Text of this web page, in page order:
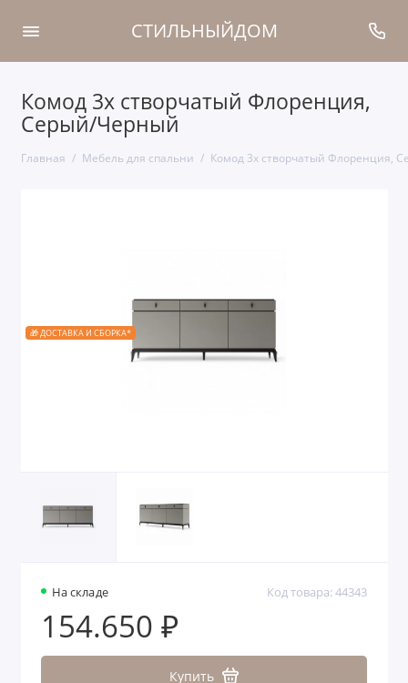
СТИЛЬНЫЙДОМ
Комод 3х створчатый Флоренция,
Серый/Черный
Главная Мебель для спальни Комод 3х створчатый Флоренция,
🎁 ДОСТАВКА И СБОРКА*
На складе Код товара: 44343
154.650 ₽
Купить